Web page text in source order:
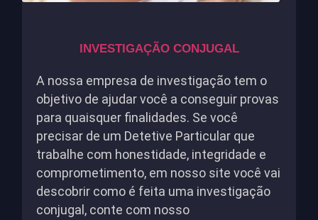
INVESTIGAÇÃO CONJUGAL
A nossa empresa de investigação tem o
objetivo de ajudar você a conseguir provas
para quaisquer finalidades. Se você
precisar de um Detetive Particular que
trabalhe com honestidade, integridade e
comprometimento, em nosso site você vai
descobrir como é feita uma investigação
conjugal, conte com nosso